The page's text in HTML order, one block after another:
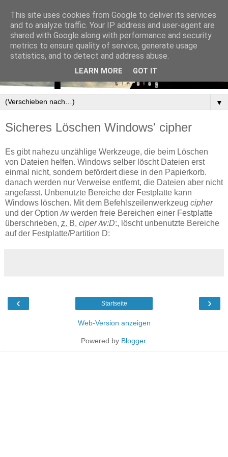
▼
Sicheres Löschen Windows' cipher
Es gibt nahezu unzählige Werkzeuge, die beim Löschen
von Dateien helfen. Windows selber löscht Dateien erst
einmal nicht, sondern befördert diese in den Papierkorb.
danach werden nur Verweise entfernt, die Dateien aber nicht
angefasst. Unbenutzte Bereiche der Festplatte kann
Windows löschen. Mit dem Befehlszeilenwerkzeug cipher
und der Option/wwerden freie Bereichen einer Festplatte
überschrieben, z. B. ciper /w:D:, löscht unbenutzte Bereiche
auf der Festplatte/Partition D:
‹ ›
Startseite
Web-Version anzeigen
Powered by Blogger.
This site uses cookies from Google to deliver its services
and to analyze traffic. Your IP address and user-agent are
shared with Google along with performance and security
metrics to ensure quality of service, generate usage
statistics, and to detect and address abuse.
LEARN MORE GOT IT